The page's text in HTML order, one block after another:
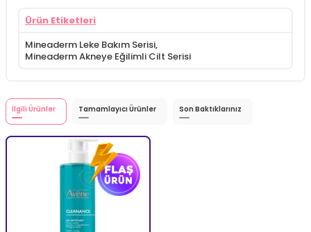
Ürün Etiketleri
Mineaderm Leke Bakım Serisi,
Mineaderm Akneye Eğilimli Cilt Serisi
İlgili Ürünler Tamamlayıcı Ürünler Son Baktıklarınız